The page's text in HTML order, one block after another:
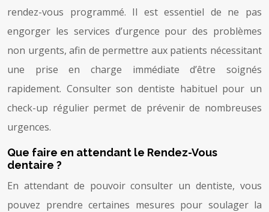
rendez-vous programmé. Il est essentiel de ne pas
engorger les services d’urgence pour des problèmes
non urgents, afin de permettre aux patients nécessitant
une prise en charge immédiate d’être soignés
rapidement. Consulter son dentiste habituel pour un
check-up régulier permet de prévenir de nombreuses
urgences.
Que faire en attendant le Rendez-Vous
dentaire ?
En attendant de pouvoir consulter un dentiste, vous
pouvez prendre certaines mesures pour soulager la